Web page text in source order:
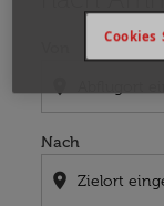
Nach
location_on
Cookies